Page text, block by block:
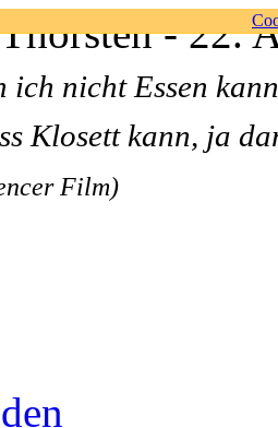
- 22.
ich nicht Essen
Klosett kann, ja
Film)